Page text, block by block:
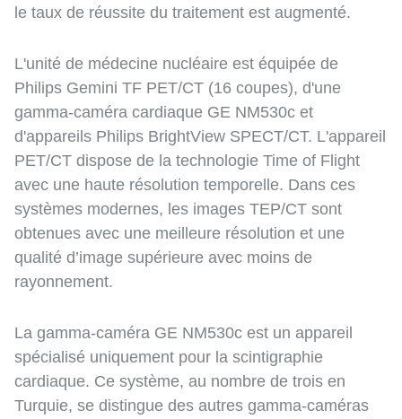
le taux de réussite du traitement est augmenté.
L'unité de médecine nucléaire est équipée de
Philips Gemini TF PET/CT (16 coupes), d'une
gamma-caméra cardiaque GE NM530c et
d'appareils Philips BrightView SPECT/CT. L'appareil
PET/CT dispose de la technologie Time of Flight
avec une haute résolution temporelle. Dans ces
systèmes modernes, les images TEP/CT sont
obtenues avec une meilleure résolution et une
qualité d’image supérieure avec moins de
rayonnement.
La gamma-caméra GE NM530c est un appareil
spécialisé uniquement pour la scintigraphie
cardiaque. Ce système, au nombre de trois en
Turquie, se distingue des autres gamma-caméras